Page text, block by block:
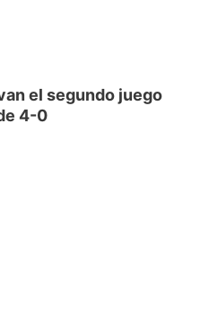
el segundo juego
4-0